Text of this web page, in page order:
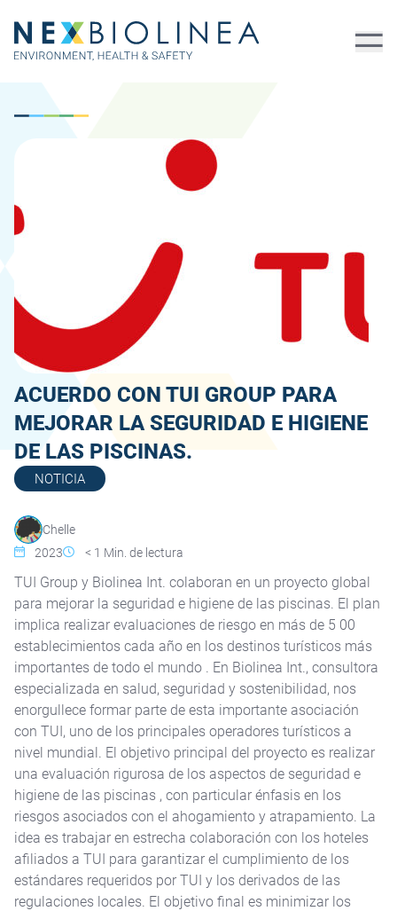
ACUERDO CON TUI GROUP PARA
MEJORAR LA SEGURIDAD E HIGIENE
DE LAS PISCINAS.
NOTICIA
Chelle
2023
< 1 Min. de lectura
TUI Group y Biolinea Int. colaboran en un proyecto global
para mejorar la seguridad e higiene de las piscinas. El plan
implica realizar evaluaciones de riesgo en más de 5 00
establecimientos cada año en los destinos turísticos más
importantes de todo el mundo . En Biolinea Int., consultora
especializada en salud, seguridad y sostenibilidad, nos
enorgullece formar parte de esta importante asociación
con TUI, uno de los principales operadores turísticos a
nivel mundial. El objetivo principal del proyecto es realizar
una evaluación rigurosa de los aspectos de seguridad e
higiene de las piscinas , con particular énfasis en los
riesgos asociados con el ahogamiento y atrapamiento. La
idea es trabajar en estrecha colaboración con los hoteles
afiliados a TUI para garantizar el cumplimiento de los
estándares requeridos por TUI y los derivados de las
regulaciones locales. El objetivo final es minimizar los